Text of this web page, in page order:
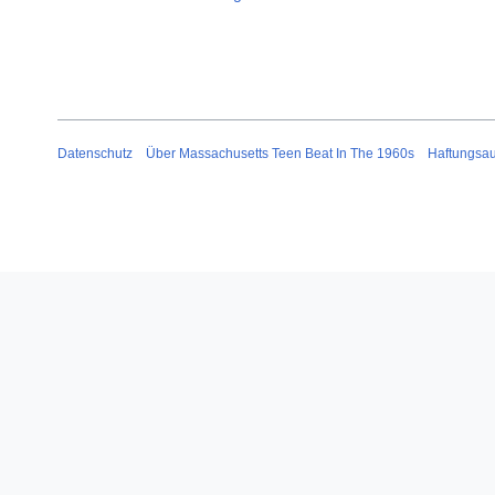
Datenschutz Über Massachusetts Teen Beat In The 1960s